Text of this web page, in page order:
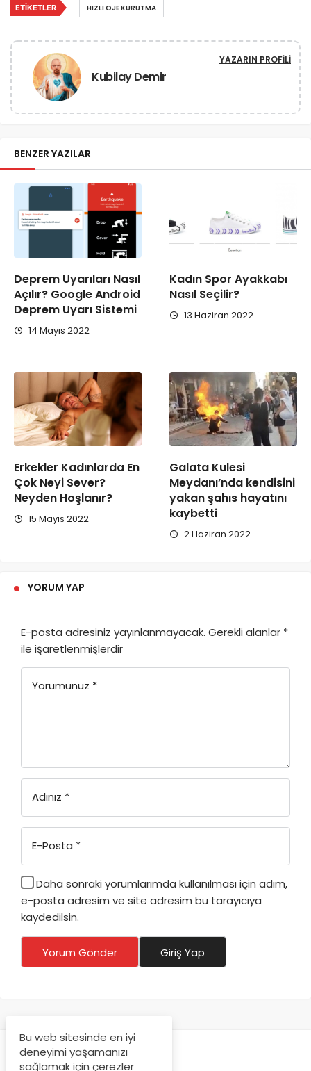
ETIKETLER HIZLI OJE KURUTMA
Kubilay Demir
YAZARIN PROFILI
BENZER YAZILAR
Deprem Uyarıları Nasıl
Açılır? Google Android
Deprem Uyarı Sistemi
14 Mayıs 2022
Kadın Spor Ayakkabı
Nasıl Seçilir?
13 Haziran 2022
Erkekler Kadınlarda En
Çok Neyi Sever?
Neyden Hoşlanır?
15 Mayıs 2022
Galata Kulesi
Meydanı’nda kendisini
yakan şahıs hayatını
kaybetti
2 Haziran 2022
YORUM YAP
E-posta adresiniz yayınlanmayacak. Gerekli alanlar *
ile işaretlenmişlerdir
Yorumunuz *
Adınız *
E-Posta *
Daha sonraki yorumlarımda kullanılması için adım,
e-posta adresim ve site adresim bu tarayıcıya
kaydedilsin.
Yorum Gönder Giriş Yap
Bu web sitesinde en iyi
deneyimi yaşamanızı
sağlamak için çerezler